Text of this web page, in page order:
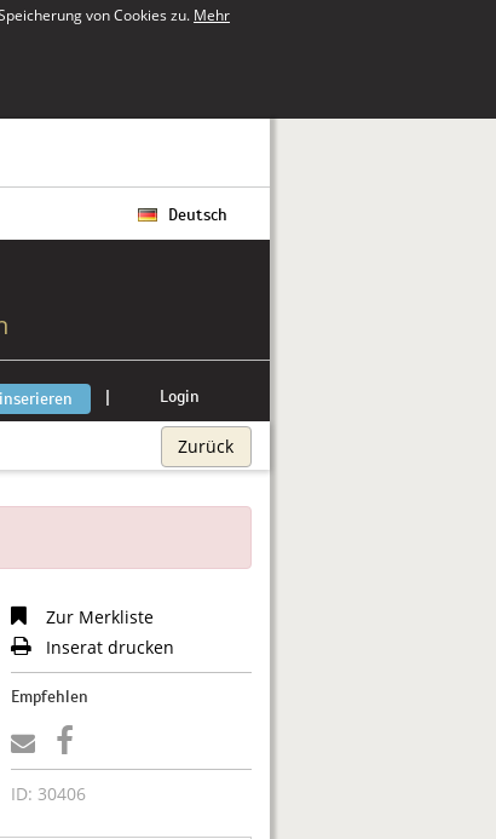
von Cookies zu. Mehr
Deutsch
| Login
Zurück
Zur Merkliste
Inserat drucken
Empfehlen
ID: 30406